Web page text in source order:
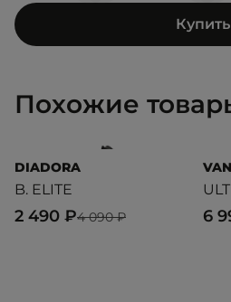
Купить
Похожие
DIADORA
B. ELITE
4 090 ₽
2 490 ₽ 6